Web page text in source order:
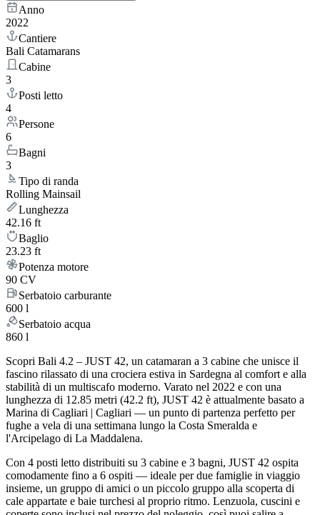
Anno
2022
Cantiere
Bali Catamarans
Cabine
3
Posti letto
4
Persone
6
Bagni
3
Tipo di randa
Rolling Mainsail
Lunghezza
42.16 ft
Baglio
23.23 ft
Potenza motore
90 CV
Serbatoio carburante
600 l
Serbatoio acqua
860 l
Scopri Bali 4.2 – JUST 42, un catamaran a 3 cabine che unisce il
fascino rilassato di una crociera estiva in Sardegna al comfort e alla
stabilità di un multiscafo moderno. Varato nel 2022 e con una
lunghezza di 12.85 metri (42.2 ft), JUST 42 è attualmente basato a
Marina di Cagliari | Cagliari — un punto di partenza perfetto per
fughe a vela di una settimana lungo la Costa Smeralda e
l'Arcipelago di La Maddalena.
Con 4 posti letto distribuiti su 3 cabine e 3 bagni, JUST 42 ospita
comodamente fino a 6 ospiti — ideale per due famiglie in viaggio
insieme, un gruppo di amici o un piccolo gruppo alla scoperta di
cale appartate e baie turchesi al proprio ritmo. Lenzuola, cuscini e